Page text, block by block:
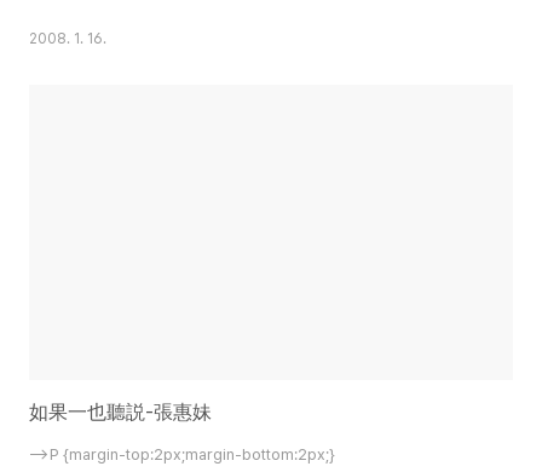
2008. 1. 16.
如果一也聽説-張惠妹
-->P {margin-top:2px;margin-bottom:2px;}